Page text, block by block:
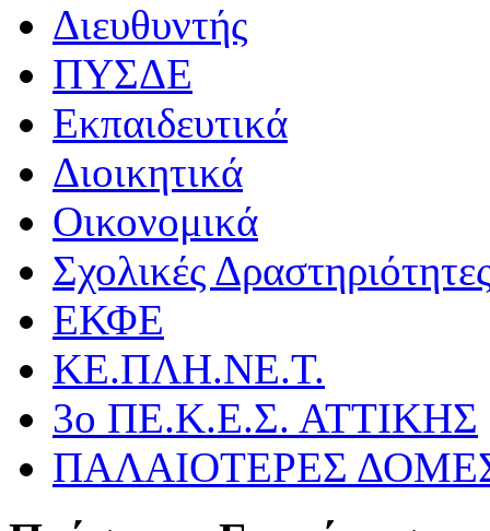
Διευθυντής
ΠΥΣΔΕ
Εκπαιδευτικά
Διοικητικά
Οικονομικά
Σχολικές
ΕΚΦΕ
ΚΕ.ΠΛΗ.ΝΕ.Τ.
3ο ΠΕ.Κ.Ε.Σ. ΑΤΤΙΚΗΣ
ΠΑΛΑΙΟΤΕΡΕΣ